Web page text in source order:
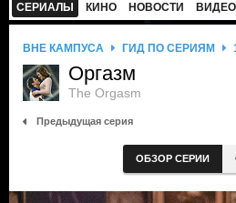
СЕРИАЛЫ КИНО НОВОСТИ ВИДЕО
ВНЕ КАМПУСА ГИД ПО СЕРИЯМ
Оргазм
The Orgasm
Предыдущая серия
ОБЗОР СЕРИИ